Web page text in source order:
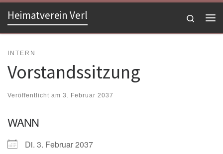
Zum Inhalt springen
Heimatverein Verl
Search
INTERN
Vorstandssitzung
Veröffentlicht am 3. Februar 2037
WANN
Di. 3. Februar 2037